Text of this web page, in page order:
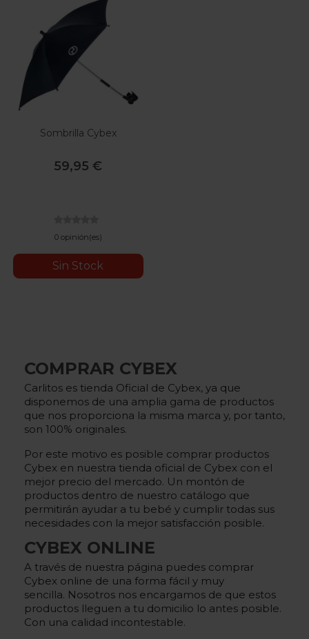
Sombrilla Cybex
59,95 €
0 opinión(es)
Sin Stock
COMPRAR CYBEX
Carlitos es tienda Oficial de Cybex, ya que
disponemos de una amplia gama de productos
que nos proporciona la misma marca y, por tanto,
son 100% originales.
Por este motivo es posible comprar productos
Cybex en nuestra tienda oficial de Cybex con el
mejor precio del mercado. Un montón de
productos dentro de nuestro catálogo que
permitirán ayudar a tu bebé y cumplir todas sus
necesidades con la mejor satisfacción posible.
CYBEX ONLINE
A través de nuestra página puedes comprar
Cybex online de una forma fácil y muy
sencilla. Nosotros nos encargamos de que estos
productos lleguen a tu domicilio lo antes posible.
Con una calidad incontestable.